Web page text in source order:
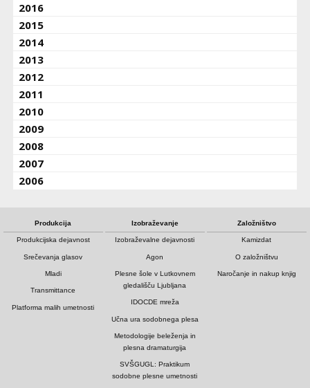
2016
2015
2014
2013
2012
2011
2010
2009
2008
2007
2006
Produkcija
Produkcijska dejavnost
Srečevanja glasov
Mladi
Transmittance
Platforma malih umetnosti
Izobraževanje
Izobraževalne dejavnosti
Agon
Plesne šole v Lutkovnem
gledališču Ljubljana
IDOCDE mreža
Učna ura sodobnega plesa
Metodologije beleženja in
plesna dramaturgija
SVŠGUGL: Praktikum
sodobne plesne umetnosti
Založništvo
Kamizdat
O založništvu
Naročanje in nakup knjig